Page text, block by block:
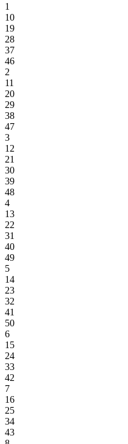
1
10
19
28
37
46
2
11
20
29
38
47
3
12
21
30
39
48
4
13
22
31
40
49
5
14
23
32
41
50
6
15
24
33
42
7
16
25
34
43